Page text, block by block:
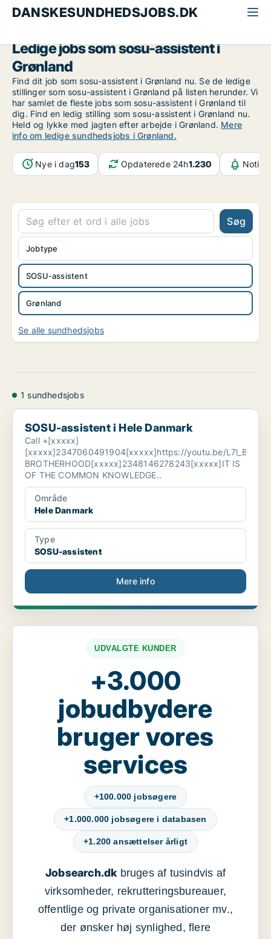
DANSKESUNDHEDSJOBS.DK
Ledige jobs som sosu-assistent i
Grønland
Find dit job som sosu-assistent i Grønland nu. Se de ledige
stillinger som sosu-assistent i Grønland på listen herunder. Vi
har samlet de fleste jobs som sosu-assistent i Grønland til
dig. Find en ledig stilling som sosu-assistent i Grønland nu.
Held og lykke med jagten efter arbejde i Grønland. Mere
info om ledige sundhedsjobs i Grønland.
Nye i dag153 Opdaterede 24h1.230
Søg
SOSU-assistent
Grønland
Jobtype
Se alle sundhedsjobs
1 sundhedsjobs
SOSU-assistent i Hele Danmark
SOSU-assistent i Hele Danmark
Call +[xxxxx]
[xxxxx]2347060491904[xxxxx]https://youtu.be/
BROTHERHOOD[xxxxx]2348146278243[xxxxx]IT IS
OF THE COMMON KNOWLEDGE..
Område
Hele Danmark
Type
SOSU-assistent
Mere info
UDVALGTE KUNDER
+3.000
jobudbydere
bruger vores
services
+100.000 jobsøgere
+1.000.000 jobsøgere i databasen
+1.200 ansættelser årligt
Jobsearch.dkbruges af tusindvis af
virksomheder, rekrutteringsbureauer,
offentlige og private organisationer mv.,
der ønsker høj synlighed, flere